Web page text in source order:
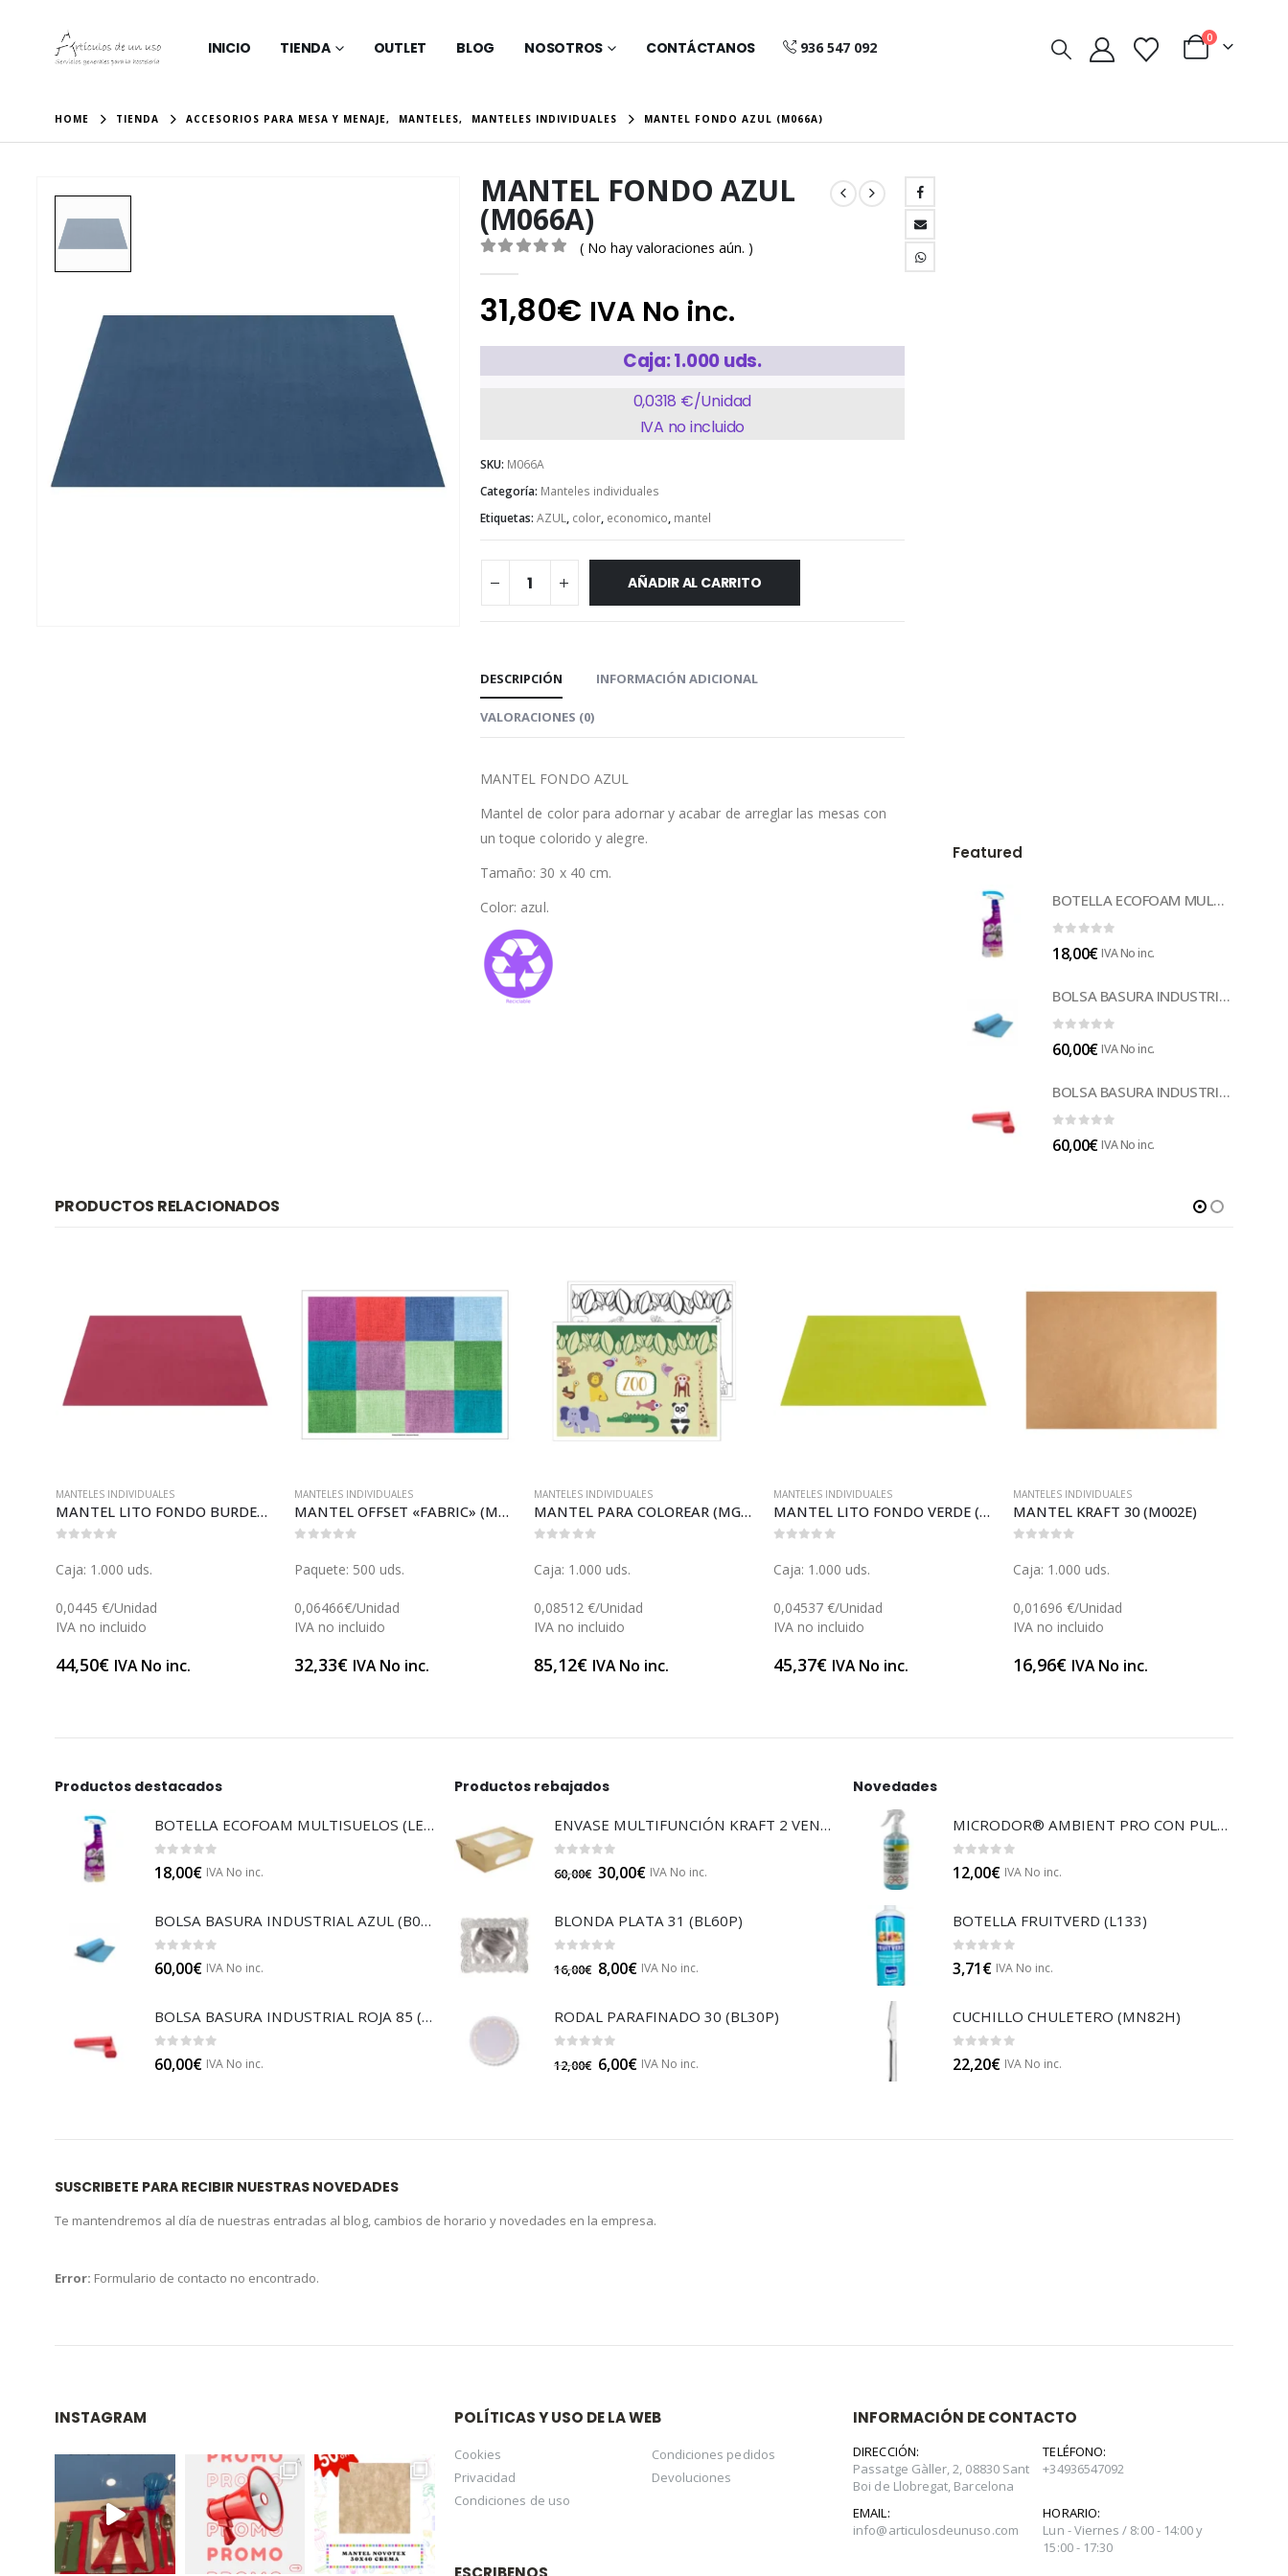
INICIO TIENDA OUTLET BLOG NOSOTROS CONTÁCTANOS 936 547 092
0
HOME TIENDA ACCESORIOS PARA MESA Y MENAJE, MANTELES, MANTELES INDIVIDUALES MANTEL FONDO AZUL (M066A)
MANTEL FONDO AZUL
(M066A)
( No hay valoraciones aún. )
31,80€ IVA No inc.
Caja: 1.000 uds.
0,0318 €/Unidad
IVA no incluido
SKU: M066A
Categoría: Manteles individuales
Etiquetas: AZUL, color, economico, mantel
AÑADIR AL CARRITO
DESCRIPCIÓN INFORMACIÓN ADICIONAL
VALORACIONES (0)
MANTEL FONDO AZUL
Mantel de color para adornar y acabar de arreglar las mesas con
un toque colorido y alegre.
Tamaño: 30 x 40 cm.
Color: azul.
Featured
BOTELLA ECOFOAM MULTISUELOS (LECOF12)
18,00€ IVA No inc.
BOLSA BASURA INDUSTRIAL AZUL (B014A)
60,00€ IVA No inc.
BOLSA BASURA INDUSTRIAL ROJA 85 (B014)
60,00€ IVA No inc.
PRODUCTOS RELACIONADOS
MANTELES INDIVIDUALES
MANTEL LITO FONDO BURDEOS (M060)
Caja: 1.000 uds.
0,0445 €/Unidad
IVA no incluido
44,50€ IVA No inc.
MANTELES INDIVIDUALES
MANTEL OFFSET «FABRIC» (MGP21021)
Paquete: 500 uds.
0,06466€/Unidad
IVA no incluido
32,33€ IVA No inc.
MANTELES INDIVIDUALES
MANTEL PARA COLOREAR (MGP21051)
Caja: 1.000 uds.
0,08512 €/Unidad
IVA no incluido
85,12€ IVA No inc.
MANTELES INDIVIDUALES
MANTEL LITO FONDO VERDE (M098)
Caja: 1.000 uds.
0,04537 €/Unidad
IVA no incluido
45,37€ IVA No inc.
MANTELES INDIVIDUALES
MANTEL KRAFT 30 (M002E)
Caja: 1.000 uds.
0,01696 €/Unidad
IVA no incluido
16,96€ IVA No inc.
Productos destacados
BOTELLA ECOFOAM MULTISUELOS (LECOF12)
0 out of 5
18,00€ IVA No inc.
BOLSA BASURA INDUSTRIAL AZUL (B014A)
0out of 5
60,00€ IVA No inc.
BOLSA BASURA INDUSTRIAL ROJA 85 (B014)
0out of 5
60,00€ IVA No inc.
Productos rebajados
ENVASE MULTIFUNCIÓN KRAFT 2 VENTANAS (210BOXS501)
out of 5
60,00€ 30,00€ IVA No inc.
BLONDA PLATA 31 (BL60P)
out of 5
16,00€ 8,00€ IVA No inc.
RODAL PARAFINADO 30 (BL30P)
out of 5
12,00€ 6,00€ IVA No inc.
Novedades
MICRODOR® AMBIENT PRO CON PULVERIZADOR (LB08)
0 out of 5
12,00€ IVA No inc.
BOTELLA FRUITVERD (L133)
0 out of 5
3,71€ IVA No inc.
CUCHILLO CHULETERO (MN82H)
0 out of 5
22,20€ IVA No inc.
SUSCRIBETE PARA RECIBIR NUESTRAS NOVEDADES
Te mantendremos al día de nuestras entradas al blog, cambios de horario y novedades en la empresa.
Error: Formulario de contacto no encontrado.
INSTAGRAM POLÍTICAS Y USO DE LA WEB
Cookies
Privacidad
Condiciones de uso
Condiciones pedidos
Devoluciones
INFORMACIÓN DE CONTACTO
DIRECCIÓN:
Passatge Gàller, 2, 08830 Sant
Boi de Llobregat, Barcelona
TELÉFONO:
+34936547092
EMAIL:
info@articulosdeunuso.com
HORARIO:
Lun - Viernes / 8:00 - 14:00 y
15:00 - 17:30